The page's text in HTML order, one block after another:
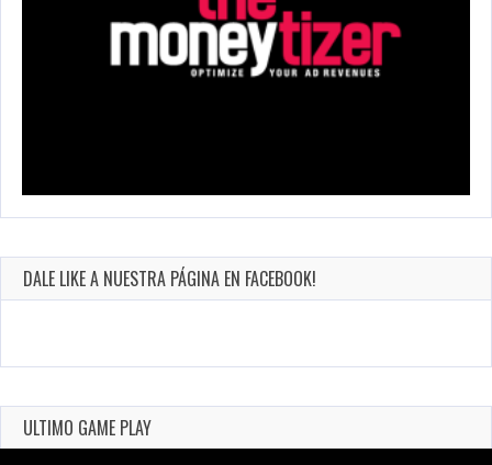
DALE LIKE A NUESTRA PÁGINA EN FACEBOOK!
ULTIMO GAME PLAY